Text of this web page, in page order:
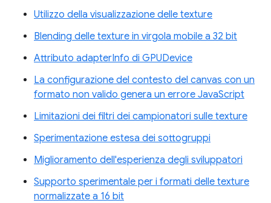
Utilizzo della visualizzazione delle texture
Blending delle texture in virgola mobile a 32 bit
Attributo adapterInfo di GPUDevice
La configurazione del contesto del canvas con un
formato non valido genera un errore JavaScript
Limitazioni dei filtri dei campionatori sulle texture
Sperimentazione estesa dei sottogruppi
Miglioramento dell'esperienza degli sviluppatori
Supporto sperimentale per i formati delle texture
normalizzate a 16 bit